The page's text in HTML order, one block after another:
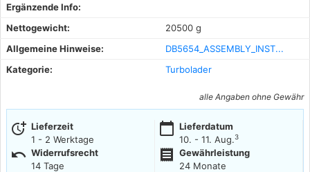
Ergänzende Info:
Nettogewicht:
20500 g
Allgemeine Hinweise:
DB5654_ASSEMBLY_INST...
Kategorie:
Turbolader
alle Angaben ohne Gewähr
more_time Lieferzeit
1 - 2 Werktage
calendar_today Lieferdatum
10. - 11. Aug.3
undo Widerrufsrecht
14 Tage
receipt
Gewährleistung
24 Monate